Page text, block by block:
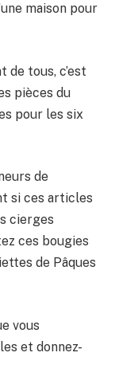
maison pour
de tous, c’est
pièces du
pour les six
de
si ces articles
cierges
ces bougies
de Pâques
vous
et donnez-